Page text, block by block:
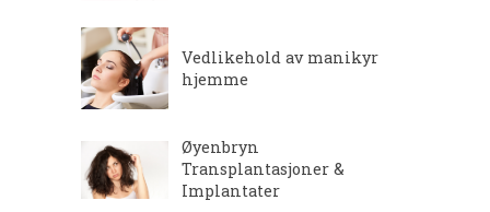
Vedlikehold av manikyr
hjemme
Øyenbryn
Transplantasjoner &
Implantater